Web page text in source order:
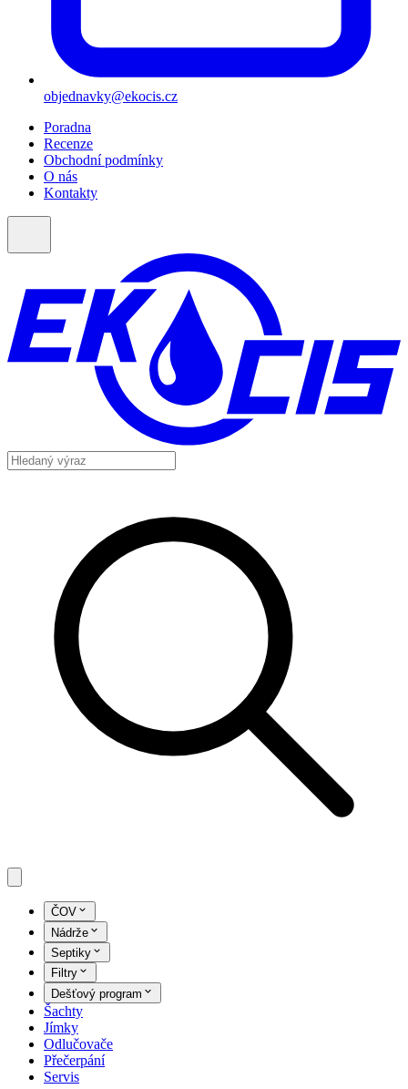
objednavky@ekocis.cz
Poradna
Recenze
Obchodní podmínky
O nás
Kontakty
ČOV
Nádrže
Septiky
Filtry
Dešťový program
Šachty
Jímky
Odlučovače
Přečerpání
Servis